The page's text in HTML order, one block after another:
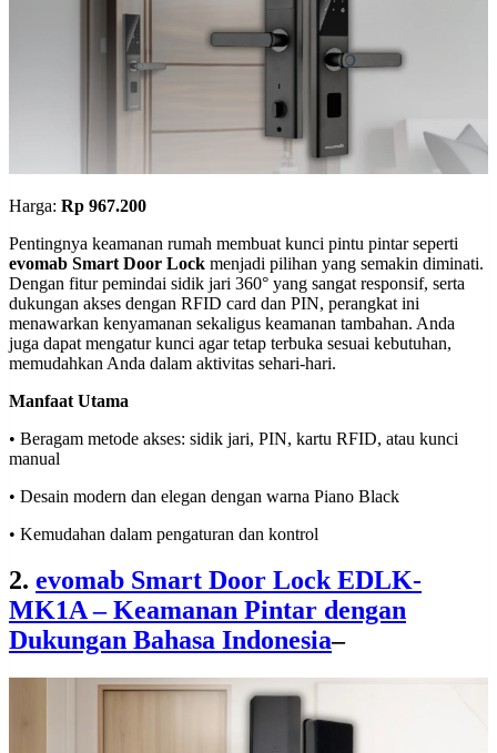
Harga: Rp 967.200
Pentingnya keamanan rumah membuat kunci pintu pintar seperti
evomab Smart Door Lock menjadi pilihan yang semakin diminati.
Dengan fitur pemindai sidik jari 360° yang sangat responsif, serta
dukungan akses dengan RFID card dan PIN, perangkat ini
menawarkan kenyamanan sekaligus keamanan tambahan. Anda
juga dapat mengatur kunci agar tetap terbuka sesuai kebutuhan,
memudahkan Anda dalam aktivitas sehari-hari.
Manfaat Utama
• Beragam metode akses: sidik jari, PIN, kartu RFID, atau kunci
manual
• Desain modern dan elegan dengan warna Piano Black
• Kemudahan dalam pengaturan dan kontrol
2. evomab Smart Door Lock EDLK-
MK1A – Keamanan Pintar dengan
Dukungan Bahasa Indonesia–